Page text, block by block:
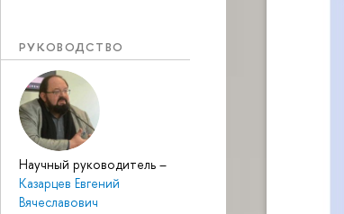
РУКОВОДСТВО
Научный руководитель –
Казарцев Евгений
Вячеславович